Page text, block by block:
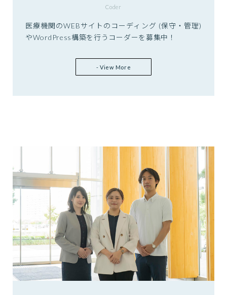
Coder
医療機関のWEBサイトのコーディング (保守・管理)
やWordPress構築を行うコーダーを募集中！
- View More